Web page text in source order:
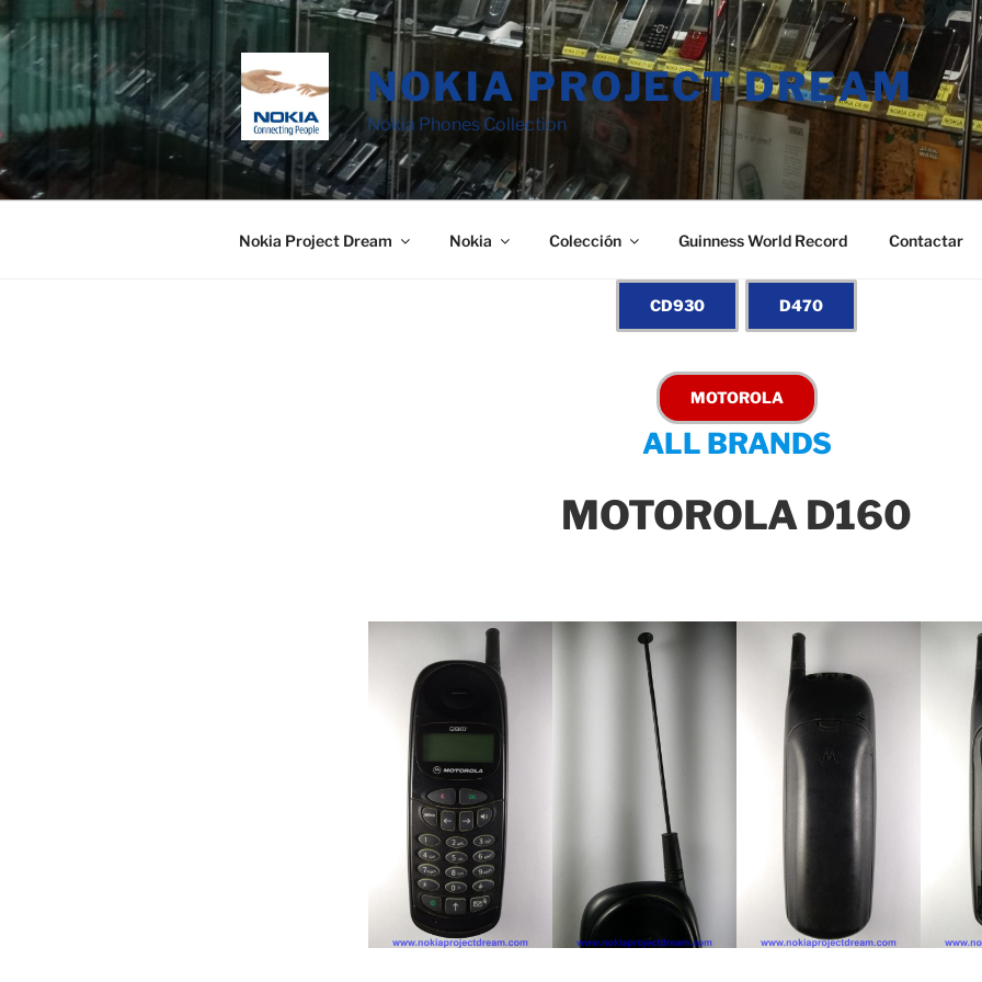
Saltar
al
contenido
NOKIA PROJECT DREAM
Nokia Phones Collection
Nokia Project Dream Nokia Colección Guinness World Record Contactar
ALL BRANDS
MOTOROLA D160